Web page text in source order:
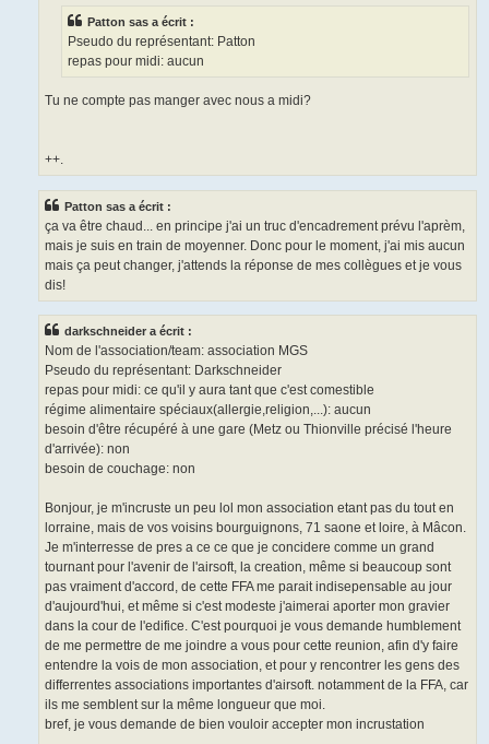
Patton sas a écrit :
Pseudo du représentant: Patton
repas pour midi: aucun
Tu ne compte pas manger avec nous a midi?
++.
Patton sas a écrit :
ça va être chaud... en principe j'ai un truc d'encadrement prévu l'aprèm,
mais je suis en train de moyenner. Donc pour le moment, j'ai mis aucun
mais ça peut changer, j'attends la réponse de mes collègues et je vous
dis!
darkschneider a écrit :
Nom de l'association/team: association MGS
Pseudo du représentant: Darkschneider
repas pour midi: ce qu'il y aura tant que c'est comestible
régime alimentaire spéciaux(allergie,religion,...): aucun
besoin d'être récupéré à une gare (Metz ou Thionville précisé l'heure
d'arrivée): non
besoin de couchage: non
Bonjour, je m'incruste un peu lol mon association etant pas du tout en
lorraine, mais de vos voisins bourguignons, 71 saone et loire, à Mâcon.
Je m'interresse de pres a ce ce que je concidere comme un grand
tournant pour l'avenir de l'airsoft, la creation, même si beaucoup sont
pas vraiment d'accord, de cette FFA me parait indisepensable au jour
d'aujourd'hui, et même si c'est modeste j'aimerai aporter mon gravier
dans la cour de l'edifice. C'est pourquoi je vous demande humblement
de me permettre de me joindre a vous pour cette reunion, afin d'y faire
entendre la vois de mon association, et pour y rencontrer les gens des
differrentes associations importantes d'airsoft. notamment de la FFA, car
ils me semblent sur la même longueur que moi.
bref, je vous demande de bien vouloir accepter mon incrustation